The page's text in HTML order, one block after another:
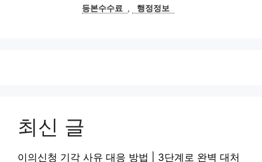
등본수수료
, 행정정보
최신 글
이의신청 기각 사유 대응 방법 | 3단계로 완벽 대처